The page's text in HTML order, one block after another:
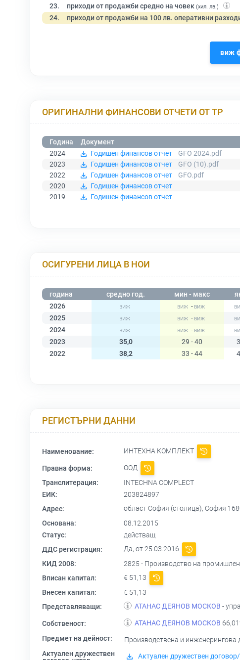
23. приходи от продажби средно на човек (хил. лв.)
24. приходи от продажби на 100 лв. оперативни
виж
ОРИГИНАЛНИ ФИНАНСОВИ ОТЧЕТИ ОТ ТР
Година
Документ
2024
Годишен финансов отчет
GFO 2024.pdf
2023
Годишен финансов отчет
GFO (10).pdf
2022
Годишен финансов отчет
GFO.pdf
2020
Годишен финансов отчет
2019
Годишен финансов отчет
ОСИГУРЕНИ ЛИЦА В НОИ
година средно год. мин - макс
2026
-
2025
-
2024
-
2023
35,0 29 - 40
2022
38,2 33 - 44
РЕГИСТЪРНИ ДАННИ
Наименование: ИНТЕХНА КОМПЛЕКТ
Правна форма:
ООД
Транслитерация:
INTECHNA COMPLECT
ЕИК:
203824897
Адрес:
област София (столица), София
Основана:
08.12.2015
Статус:
действащ
ДДС регистрация:
Да, от 25.03.2016
КИД 2008:
2825 - Производство на
Вписан капитал:
€ 51,13
Внесен капитал:
€ 51,13
Представляващи:
АТАНАС ДЕЯНОВ МОСКОВ -
Собственост: АТАНАС ДЕЯНОВ МОСКОВ
Предмет на дейност:
Производствена и инженерингова
Актуален дружествен
Актуален дружествен